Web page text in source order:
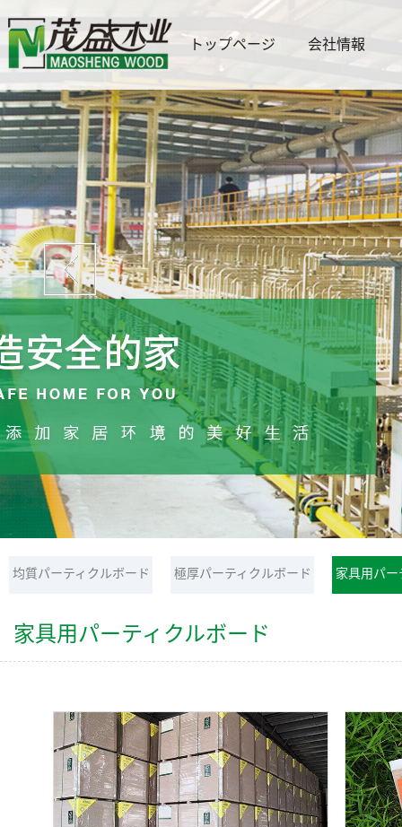
トップページ 会社情報
均質パーティクルボード 極厚パーティクルボード 家具用パー
家具用パーティクルボード